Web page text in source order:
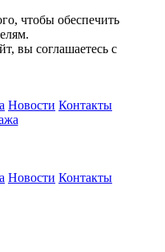
чтобы обеспечить
вы соглашаетесь с
Новости Контакты
Новости Контакты